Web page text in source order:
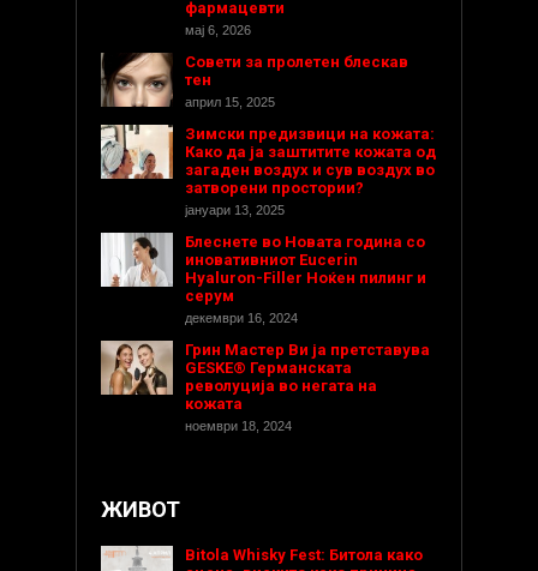
фармацевти
мај 6, 2026
Совети за пролетен блескав
тен
април 15, 2025
Зимски предизвици на кожата:
Како да ја заштитите кожата од
загаден воздух и сув воздух во
затворени простории?
јануари 13, 2025
Блеснете во Новата година со
иновативниот Eucerin
Hyaluron-Filler Ноќен пилинг и
серум
декември 16, 2024
Грин Мастер Ви ја претставува
GESKE® Германската
револуција во негата на
кожата
ноември 18, 2024
ЖИВОТ
Bitola Whisky Fest: Битола како